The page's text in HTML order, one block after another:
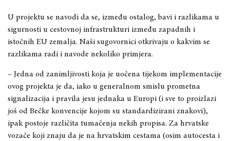
U projektu se navodi da se, između ostalog, bavi i razlikama u
sigurnosti u cestovnoj infrastrukturi između zapadnih i
istočnih EU zemalja. Naši sugovornici otkrivaju o kakvim se
razlikama radi i navode nekoliko primjera.
– Jedna od zanimljivosti koja je uočena tijekom implementacije
ovog projekta je da, iako u generalnom smislu prometna
signalizacija i pravila jesu jednaka u Europi (i sve to proizlazi
još od Bečke konvencije kojom su standardizirani znakovi),
ipak postoje različita tumačenja nekih propisa. Za hrvatske
vozače koji znaju da je na hrvatskim cestama (osim autocesta i